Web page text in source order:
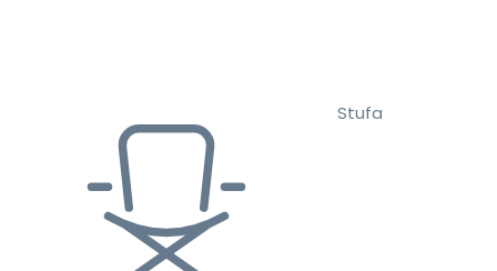
Stufa